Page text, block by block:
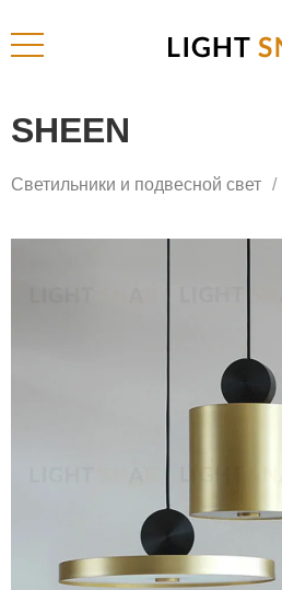
SHEEN
Светильники и подвесной свет